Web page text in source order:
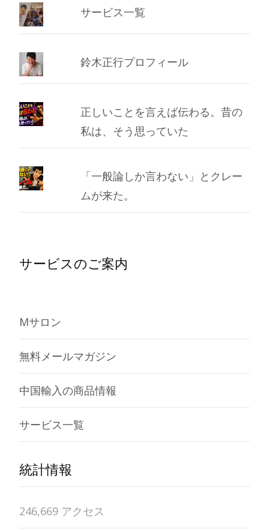
サービス一覧
鈴木正行プロフィール
正しいことを言えば伝わる。昔の
私は、そう思っていた
「一般論しか言わない」とクレー
ムが来た。
サービスのご案内
Mサロン
無料メールマガジン
中国輸入の商品情報
サービス一覧
統計情報
246,669 アクセス